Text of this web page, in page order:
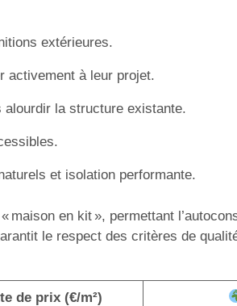
extérieures.
activement à leur projet.
alourdir la structure existante.
et isolation performante.
en kit », permettant
le respect des critères de
de prix (€/m²)